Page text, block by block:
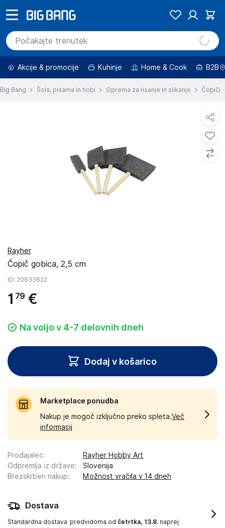
Akcije & promocije Kuhinje Home & Cook B2B
Big Bang Šola, pisarna in hobi Oprema za risanje in slikanje Čopiči
Rayher
Čopič gobica, 2,5 cm
ID: 20633622
1 79 €
Na voljo v 4-7 delovnih dneh
Dodaj v košarico
Marketplace ponudba
Nakup je mogoč izključno preko spleta.Več
informacij
Prodajalec:
Rayher Hobby Art
Odpremlja iz države:
Slovenija
Brezskrben nakup: Možnost vračila v 14 dneh
Dostava
Standardna dostava predvidoma od četrtka, 13.8. naprej